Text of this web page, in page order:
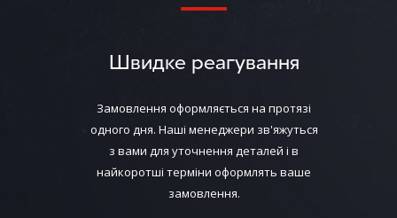
Швидке реагування
Замовлення оформляється на протязі
одного дня. Наші менеджери зв'яжуться
з вами для уточнення деталей і в
найкоротші терміни оформлять ваше
замовлення.